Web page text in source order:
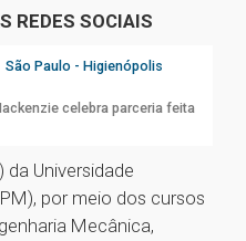
REDES SOCIAIS
São Paulo - Higienópolis
celebra parceria feita
da Universidade
por meio dos cursos
Mecânica,